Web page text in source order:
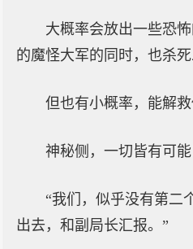
大概率会放出一些恐
的魔怪大军的同时，也杀死
但也有小概率，能解救
神秘侧，一切皆有可能
“我们，似乎没有第二
出去，和副局长汇报。”